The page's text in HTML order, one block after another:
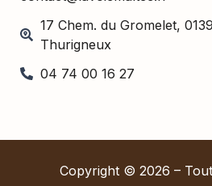
17 Chem. du Gromelet,
Thurigneux
04 74 00 16 27
Copyright © 2026 –